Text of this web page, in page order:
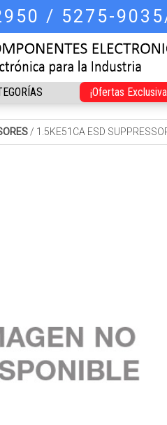
/ 5275-
¡Ofertas
/ 1.5KE51CA ESD